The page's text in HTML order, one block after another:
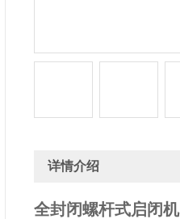
详情介绍
全封闭螺杆式启闭机